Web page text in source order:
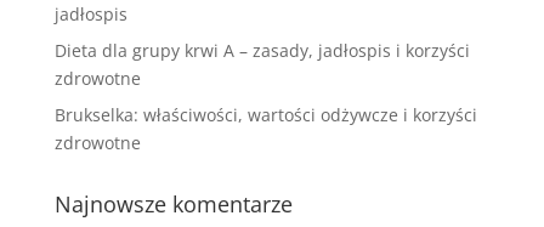
jadłospis
Dieta dla grupy krwi A – zasady, jadłospis i korzyści
zdrowotne
Brukselka: właściwości, wartości odżywcze i korzyści
zdrowotne
Najnowsze komentarze